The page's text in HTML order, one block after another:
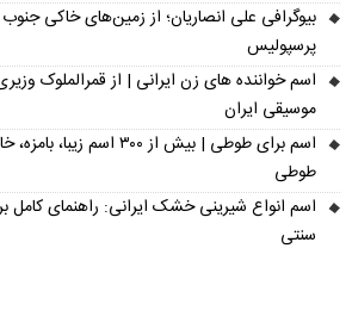
بیوگرافی علی انصاریان؛ از زمین‌های خاکی جنوب
پرسپولیس
اسم خواننده های زن ایرانی | از قمرالملوک
موسیقی ایران
اسم برای طوطی | بیش از ۳۰۰
طوطی
اسم انواع شیرینی خشک ایرانی: راهنمای کامل
سنتی